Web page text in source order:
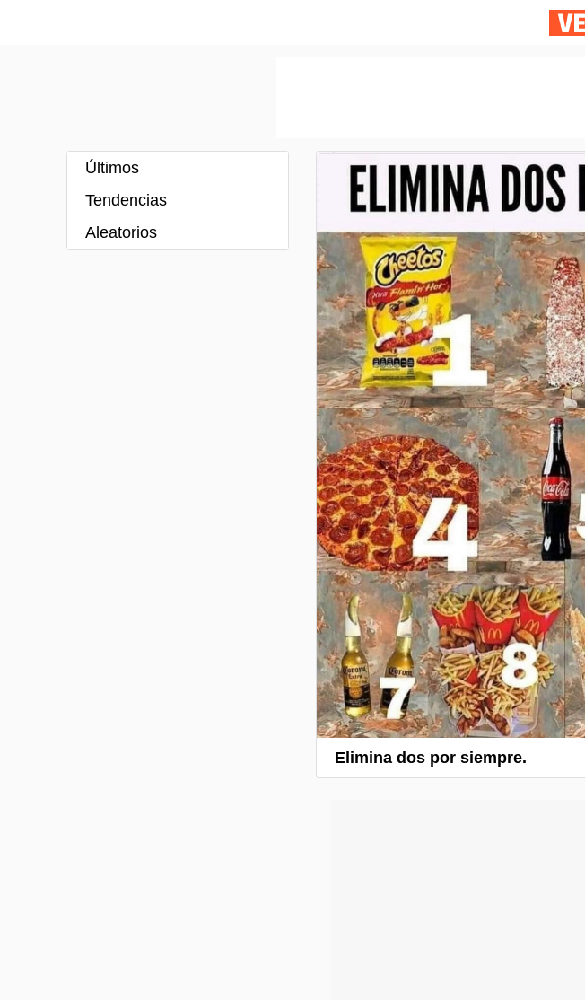
Últimos
Tendencias
Aleatorios
Elimina dos por siempre.